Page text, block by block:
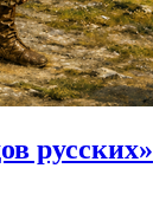
русских»